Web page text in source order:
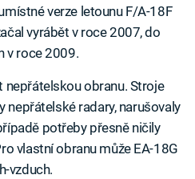
verze letounu F/A-18F
vyrábět v roce 2007, do
v roce 2009.
nepřátelskou obranu. Stroje
nepřátelské radary, narušovaly
potřeby přesně ničily
vlastní obranu může EA-18G
vzduch.